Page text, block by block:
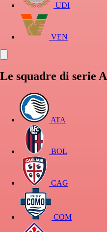
UDI
VEN
Le squadre di serie A
ATA
BOL
CAG
COM